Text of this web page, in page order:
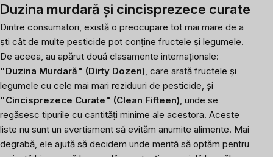
Duzina murdară și cincisprezece curate
Dintre consumatori, există o preocupare tot mai mare de a
ști cât de multe pesticide pot conține fructele și legumele.
De aceea, au apărut două clasamente internaționale:
"Duzina Murdară" (Dirty Dozen), care arată fructele și
legumele cu cele mai mari reziduuri de pesticide, și
"Cincisprezece Curate" (Clean Fifteen), unde se
regăsesc tipurile cu cantități minime ale acestora. Aceste
liste nu sunt un avertisment să evităm anumite alimente. Mai
degrabă, ele ajută să decidem unde merită să optăm pentru